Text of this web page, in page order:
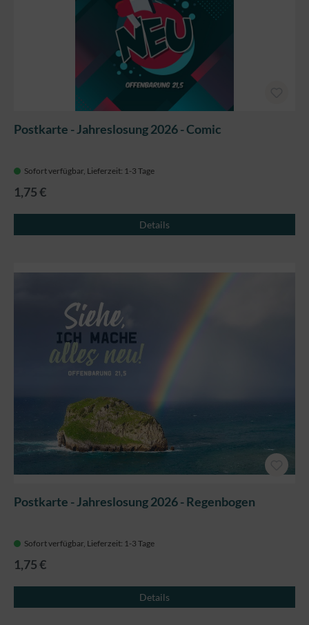
Postkarte - Jahreslosung 2026 - Comic
Sofort verfügbar, Lieferzeit: 1-3 Tage
1,75 €
Details
Postkarte - Jahreslosung 2026 - Regenbogen
Sofort verfügbar, Lieferzeit: 1-3 Tage
1,75 €
Details